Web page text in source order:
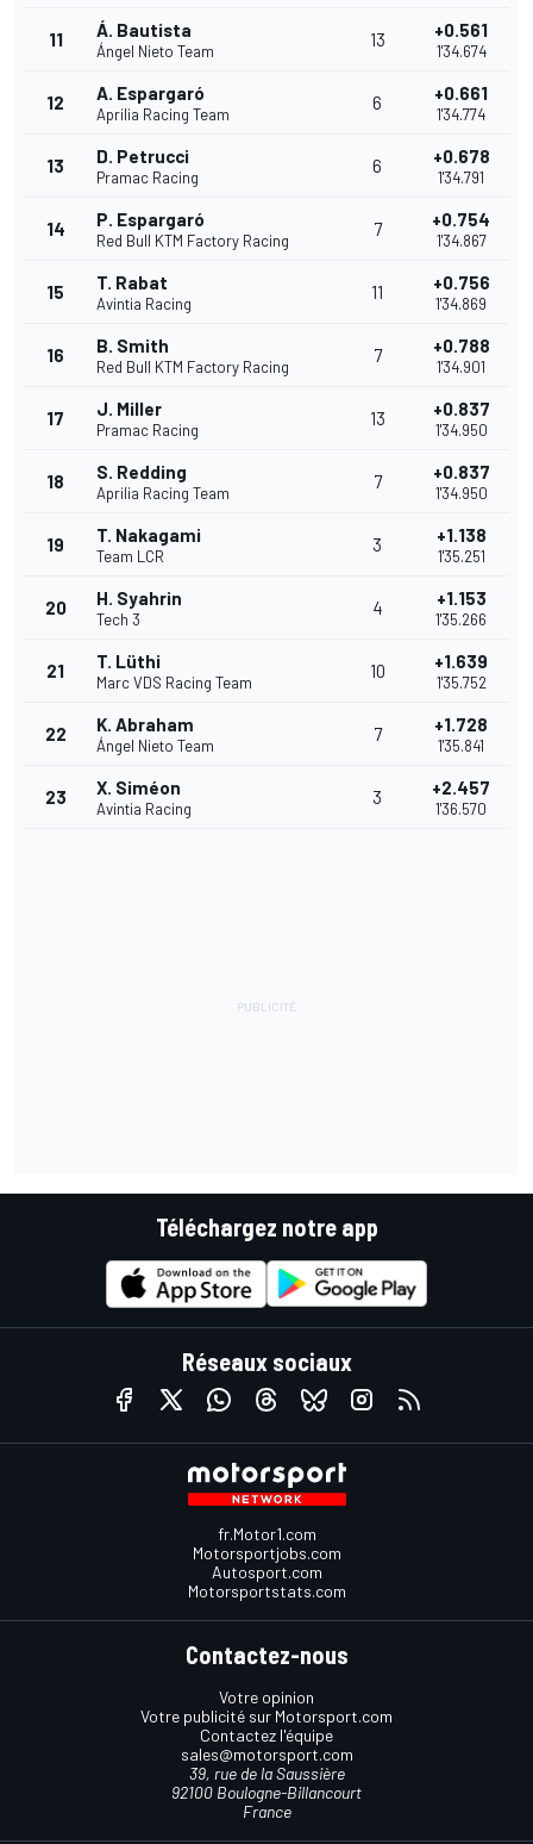
11 Á. Bautista
Ángel Nieto Team
13 +0.561
1'34.674
12 A. Espargaró
Aprilia Racing Team
6 +0.661
1'34.774
13 D. Petrucci
Pramac Racing
6 +0.678
1'34.791
14 P. Espargaró
Red Bull KTM Factory Racing
7 +0.754
1'34.867
15 T. Rabat
Avintia Racing
11 +0.756
1'34.869
16 B. Smith
Red Bull KTM Factory Racing
7 +0.788
1'34.901
17 J. Miller
Pramac Racing
13 +0.837
1'34.950
18 S. Redding
Aprilia Racing Team
7 +0.837
1'34.950
19 T. Nakagami
Team LCR
3 +1.138
1'35.251
20 H. Syahrin
Tech 3
4 +1.153
1'35.266
21 T. Lüthi
Marc VDS Racing Team
10 +1.639
1'35.752
22 K. Abraham
Ángel Nieto Team
7 +1.728
1'35.841
23 X. Siméon
Avintia Racing
3 +2.457
1'36.570
Téléchargez notre app
Réseaux sociaux
fr.Motor1.com
Motorsportjobs.com
Autosport.com
Motorsportstats.com
Contactez-nous
Votre opinion
Votre publicité sur Motorsport.com
Contactez l'équipe
sales@motorsport.com
39, rue de la Saussière
92100 Boulogne-Billancourt
France